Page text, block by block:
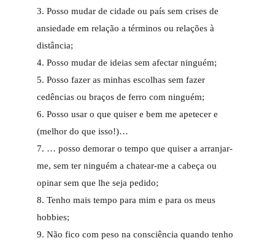
3. Posso mudar de cidade ou país sem crises de
ansiedade em relação a términos ou relações à
distância;
4. Posso mudar de ideias sem afectar ninguém;
5. Posso fazer as minhas escolhas sem fazer
cedências ou braços de ferro com ninguém;
6. Posso usar o que quiser e bem me apetecer e
(melhor do que isso!)…
7. … posso demorar o tempo que quiser a arranjar-
me, sem ter ninguém a chatear-me a cabeça ou
opinar sem que lhe seja pedido;
8. Tenho mais tempo para mim e para os meus
hobbies;
9. Não fico com peso na consciência quando tenho